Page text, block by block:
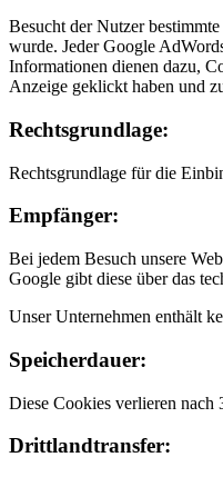
Besucht der Nutzer
wurde. Jeder Google
Informationen dienen dazu,
Anzeige geklickt haben und
Rechtsgrundlage:
Rechtsgrundlage für die
Empfänger:
Bei jedem Besuch unsere
Google gibt diese über das
Unser Unternehmen enthält
Speicherdauer:
Diese Cookies verlieren
Drittlandtransfer: